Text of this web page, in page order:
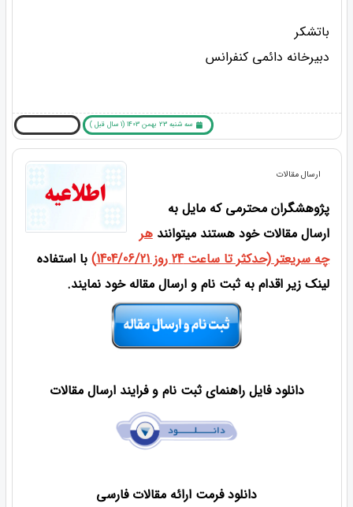
باتشکر
دبیرخانه دائمی کنفرانس
سه شنبه 23 بهمن 1403 (1 سال قبل )
ارسال مقالات
پژوهشگران محترمی که مایل به
ارسال مقالات خود هستند میتوانندهر
چه سریعتر (حدکثر تا ساعت 24 روز 1404/06/21)
با استفاده
لینک زیر اقدام به ثبت نام و ارسال مقاله خود نمایند.
دانلود فایل راهنمای ثبت نام و فرایند ارسال مقالات
دانلود فرمت ارائه مقالات فارسی